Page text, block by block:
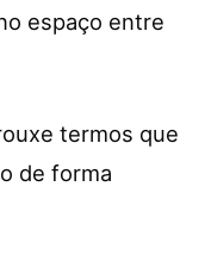
espaço entre
termos que
de forma